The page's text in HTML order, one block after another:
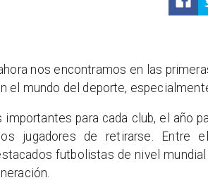
nos encontramos en las
el mundo del deporte,
para cada club, el año
jugadores de retirarse. Entre
futbolistas de nivel mundial